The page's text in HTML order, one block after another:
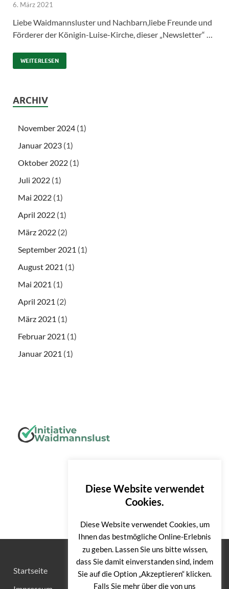
6. März 2021
Liebe Waidmannsluster und Nachbarn,liebe Freunde und
Förderer der Königin-Luise-Kirche, dieser „Newsletter“ …
WEITERLESEN
ARCHIV
November 2024 (1)
Januar 2023 (1)
Oktober 2022 (1)
Juli 2022 (1)
Mai 2022 (1)
April 2022 (1)
März 2022 (2)
September 2021 (1)
August 2021 (1)
Mai 2021 (1)
April 2021 (2)
März 2021 (1)
Februar 2021 (1)
Januar 2021 (1)
Startseite
Diese Website verwendet
Cookies.
Diese Website verwendet Cookies, um
Ihnen das bestmögliche Online-Erlebnis
zu geben. Lassen Sie uns bitte wissen,
dass Sie damit einverstanden sind, indem
Sie auf die Option „Akzeptieren“ klicken.
Falls Sie mehr über die von uns